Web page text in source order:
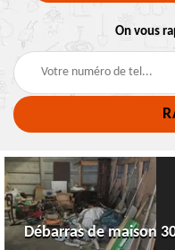
On vous
Débarras de maison